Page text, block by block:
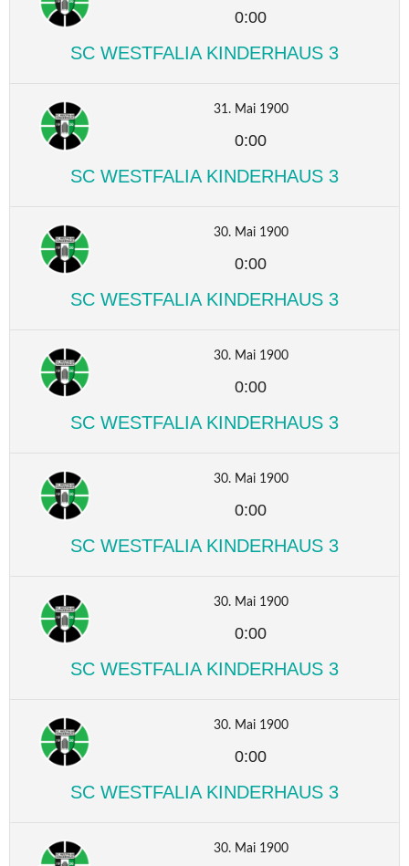
0:00
SC WESTFALIA KINDERHAUS 3
31. Mai 1900
0:00
SC WESTFALIA KINDERHAUS 3
30. Mai 1900
0:00
SC WESTFALIA KINDERHAUS 3
30. Mai 1900
0:00
SC WESTFALIA KINDERHAUS 3
30. Mai 1900
0:00
SC WESTFALIA KINDERHAUS 3
30. Mai 1900
0:00
SC WESTFALIA KINDERHAUS 3
30. Mai 1900
0:00
SC WESTFALIA KINDERHAUS 3
30. Mai 1900